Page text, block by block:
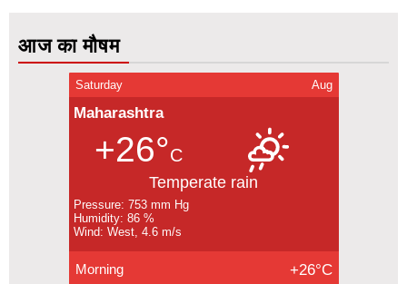
आज का मौषम
Saturday Aug
Maharashtra
+26°C
Temperate rain
Pressure: 753 mm Hg
Humidity: 86 %
Wind: West, 4.6 m/s
Morning +26°C